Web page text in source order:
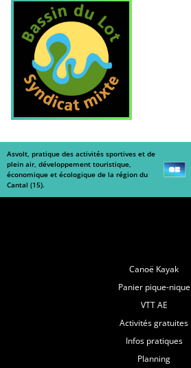
Asvolt, pratique des activités sportives et de
plein air, développement touristique,
économique et écologique de la région du
Cantal (15).
Canoë Kayak
Panier pique-nique
VTT AE
Activités gratuites
Infos pratiques
Planning